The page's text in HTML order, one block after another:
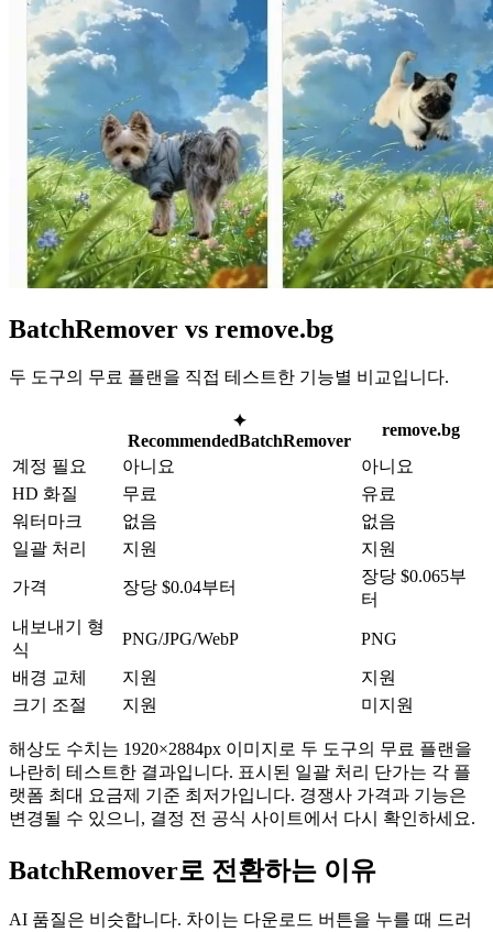
BatchRemover vs remove.bg
두 도구의 무료 플랜을 직접 테스트한 기능별 비교입니다.
✦
RecommendedBatchRemover
remove.bg
계정 필요
아니요
아니요
HD 화질
무료
유료
워터마크
없음
없음
일괄 처리
지원 지원
가격 장당 $0.04부터
장당 $0.065부
터
내보내기 형
식
PNG/JPG/WebP PNG
배경 교체 지원
지원
크기 조절
지원 미지원
해상도 수치는 1920×2884px 이미지로 두 도구의 무료 플랜을
나란히 테스트한 결과입니다. 표시된 일괄 처리 단가는 각 플
랫폼 최대 요금제 기준 최저가입니다. 경쟁사 가격과 기능은
변경될 수 있으니, 결정 전 공식 사이트에서 다시 확인하세요.
BatchRemover로 전환하는 이유
AI 품질은 비슷합니다. 차이는 다운로드 버튼을 누를 때 드러